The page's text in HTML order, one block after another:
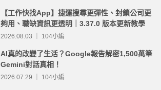
【工作快找App】捷運搜尋更彈性、封鎖公司更
夠用、職缺資訊更透明｜3.37.0 版本更新教學
2026.08.03 ｜ 104小編
AI真的改變了生活？Google報告解密1,500萬筆
Gemini對話真相！
2026.07.29 ｜ 104小編